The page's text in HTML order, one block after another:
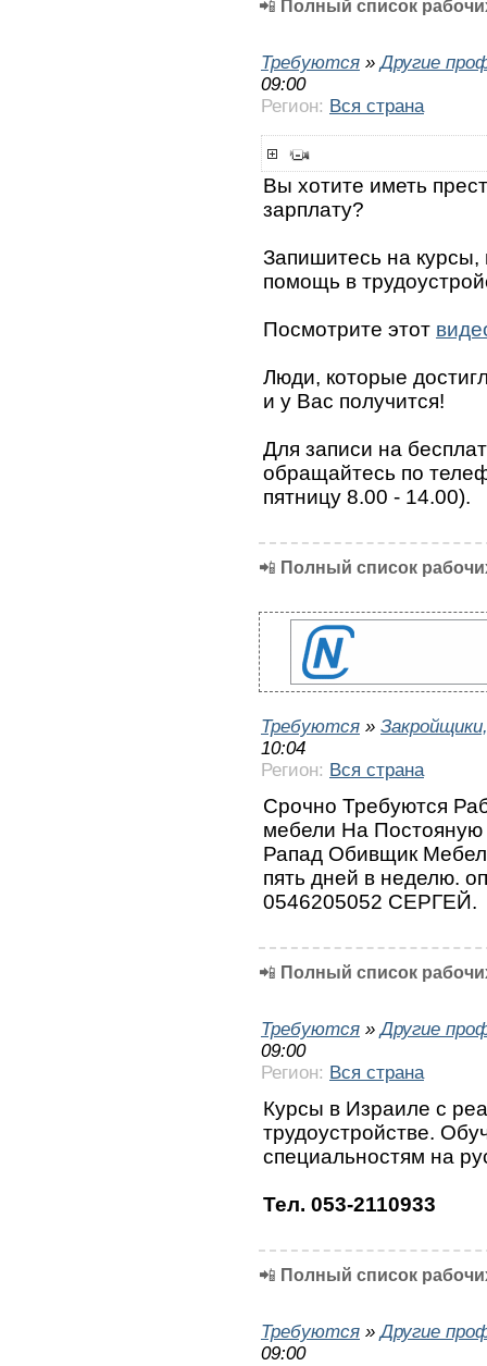
📲 Полный список
Требуются »Другие
09:00
Регион: Вся страна
Вы хотите иметь
зарплату?
Запишитесь на курсы,
помощь в
Посмотрите этот
Люди, которые
и у Вас получится!
Для записи на
обращайтесь по
пятницу 8.00 - 14.00).
📲 Полный список
Требуются »
10:04
Регион: Вся страна
Срочно Требуются
мебели На Постoяную
Рапад Обивщик
пять дней в неделю.
0546205052 СЕРГЕЙ.
📲 Полный список
Требуются »Другие
09:00
Регион: Вся страна
Курсы в Израиле с
трудоустройстве.
специальностям на
Тел. 053-2110933
📲 Полный список
Требуются »Другие
09:00